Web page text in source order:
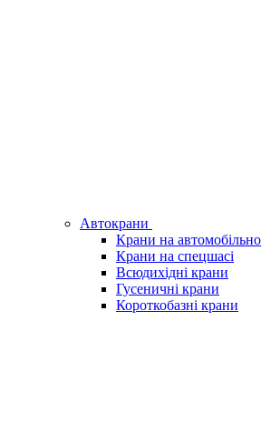
Автокрани
Крани на
Крани на спецшасі
Всюдихідні крани
Гусеничні крани
Короткобазні крани